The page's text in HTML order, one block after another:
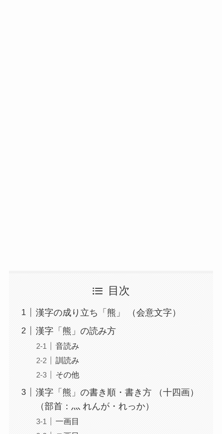
目次
漢字の成り立ち「熊」 （会意文字）
漢字「熊」の読み方
音読み
訓読み
その他
漢字「熊」の書き順・書き方 （十四画）
（部首：灬 れんが・れっか）
一画目